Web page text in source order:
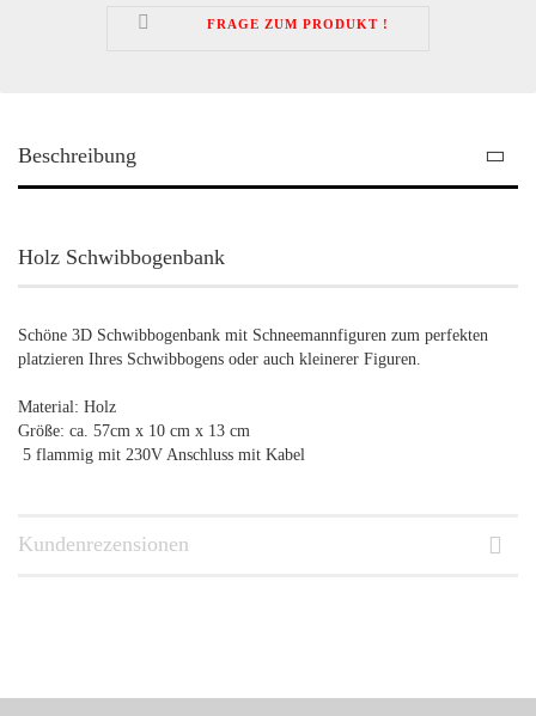
FRAGE ZUM PRODUKT !
Beschreibung
Holz Schwibbogenbank
Schöne 3D Schwibbogenbank mit Schneemannfiguren zum perfekten
platzieren Ihres Schwibbogens oder auch kleinerer Figuren.
Material: Holz
Größe: ca. 57cm x 10 cm x 13 cm
5 flammig mit 230V Anschluss mit Kabel
Kundenrezensionen